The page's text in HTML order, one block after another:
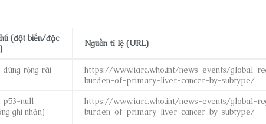
(đột biến/đặc
Nguồn tỉ lệ (URL)
dùng rộng rãi
https://www.iarc.who.int/news-events/global-
burden-of-primary-liver-cancer-by-subtype/
p53-null
ghi nhận)
https://www.iarc.who.int/news-events/global-
burden-of-primary-liver-cancer-by-subtype/